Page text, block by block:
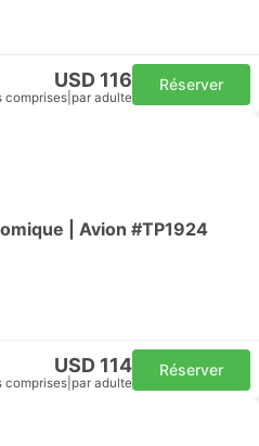
USD 116
comprises par adulte
Réserver
| Avion #TP1924
USD 114
comprises par adulte
Réserver